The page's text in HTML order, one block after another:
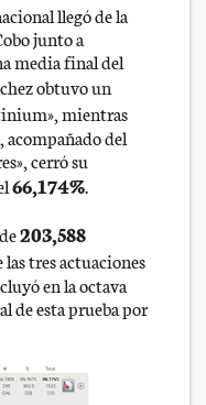
llegó de la
junto a
media final del
obtuvo un
mientras
acompañado del
cerró su
66,174%.
203,588
las tres actuaciones
en la octava
de esta prueba por